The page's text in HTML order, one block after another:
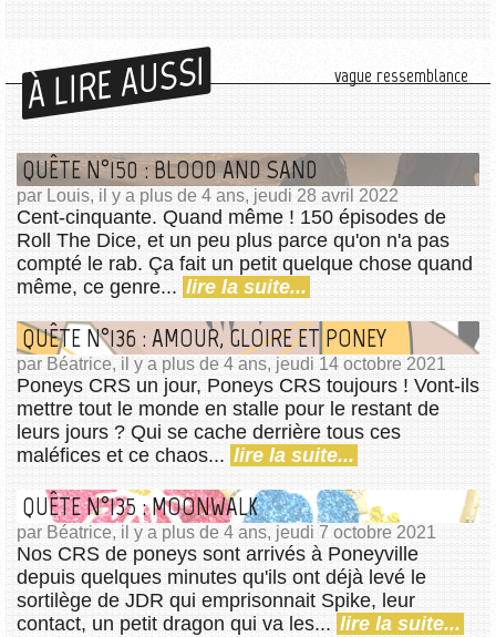
À LIRE AUSSI vague ressemblance
QUÊTE N°150 : BLOOD AND SAND
par Louis, il y a plus de 4 ans, jeudi 28 avril 2022
Cent-cinquante. Quand même ! 150 épisodes de
Roll The Dice, et un peu plus parce qu'on n'a pas
compté le rab. Ça fait un petit quelque chose quand
même, ce genre... lire la suite...
QUÊTE N°136 : AMOUR, GLOIRE ET PONEY
par Béatrice, il y a plus de 4 ans, jeudi 14 octobre 2021
Poneys CRS un jour, Poneys CRS toujours ! Vont-ils
mettre tout le monde en stalle pour le restant de
leurs jours ? Qui se cache derrière tous ces
maléfices et ce chaos... lire la suite...
QUÊTE N°135 : MOONWALK
par Béatrice, il y a plus de 4 ans, jeudi 7 octobre 2021
Nos CRS de poneys sont arrivés à Poneyville
depuis quelques minutes qu'ils ont déjà levé le
sortilège de JDR qui emprisonnait Spike, leur
contact, un petit dragon qui va les... lire la suite...